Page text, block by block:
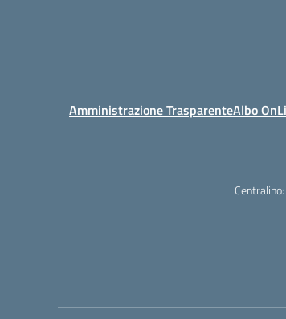
Amministrazione TrasparenteAlbo
Centralino: